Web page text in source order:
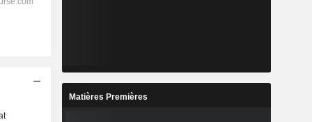
Matières Premières